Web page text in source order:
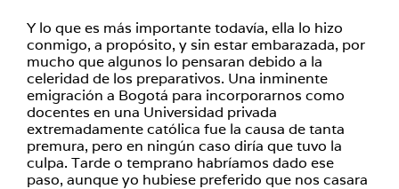
Y lo que es más importante todavía, ella lo hizo
conmigo, a propósito, y sin estar embarazada, por
mucho que algunos lo pensaran debido a la
celeridad de los preparativos. Una inminente
emigración a Bogotá para incorporarnos como
docentes en una Universidad privada
extremadamente católica fue la causa de tanta
premura, pero en ningún caso diría que tuvo la
culpa. Tarde o temprano habríamos dado ese
paso, aunque yo hubiese preferido que nos casara